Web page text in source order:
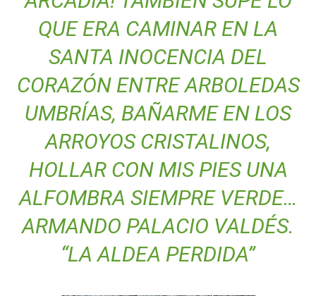
QUE ERA CAMINAR EN LA
SANTA INOCENCIA DEL
CORAZÓN ENTRE ARBOLEDAS
UMBRÍAS, BAÑARME EN LOS
ARROYOS CRISTALINOS,
HOLLAR CON MIS PIES UNA
ALFOMBRA SIEMPRE VERDE…
ARMANDO PALACIO VALDÉS.
“LA ALDEA PERDIDA”